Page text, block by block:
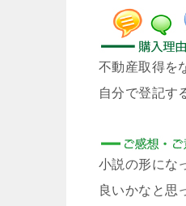
不動産取得を
自分で登記す
小説の形にな
良いかなと思